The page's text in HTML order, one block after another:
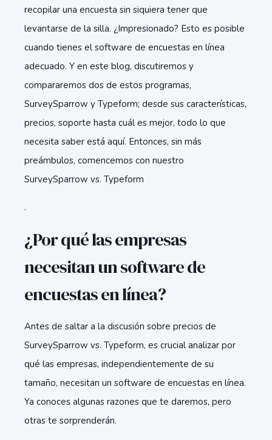
recopilar una encuesta sin siquiera tener que
levantarse de la silla. ¿Impresionado? Esto es posible
cuando tienes el software de encuestas en línea
adecuado. Y en este blog, discutiremos y
compararemos dos de estos programas,
SurveySparrow y Typeform; desde sus características,
precios, soporte hasta cuál es mejor, todo lo que
necesita saber está aquí. Entonces, sin más
preámbulos, comencemos con nuestro
SurveySparrow vs. Typeform
.
¿Por qué las empresas
necesitan un software de
encuestas en línea?
Antes de saltar a la discusión sobre precios de
SurveySparrow vs. Typeform, es crucial analizar por
qué las empresas, independientemente de su
tamaño, necesitan un software de encuestas en línea.
Ya conoces algunas razones que te daremos, pero
otras te sorprenderán.